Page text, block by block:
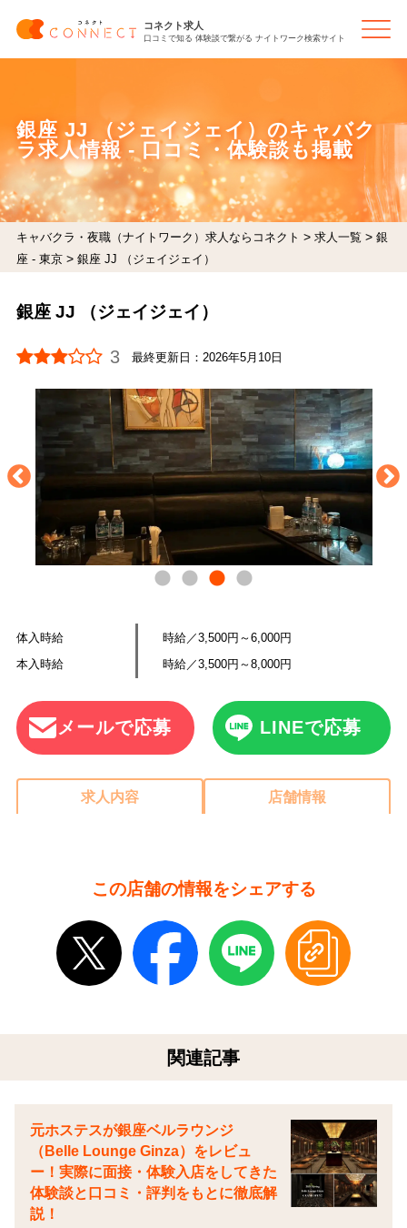
コネクト求人
口コミで知る 体験談で繋がる ナイトワーク検索サイト
銀座 JJ （ジェイジェイ）のキャバク
ラ求人情報 - 口コミ・体験談も掲載
キャバクラ・夜職（ナイトワーク）求人ならコネクト > 求人一覧 > 銀
座 - 東京> 銀座 JJ （ジェイジェイ）
銀座 JJ （ジェイジェイ）
3 最終更新日：2026年5月10日
体入時給
時給／3,500円～6,000円
本入時給
時給／3,500円～8,000円
メールで応募 LINEで応募
求人内容 店舗情報
この店舗の情報をシェアする
関連記事
元ホステスが銀座ベルラウンジ
（Belle Lounge Ginza）をレビュ
ー！実際に面接・体験入店をしてきた
体験談と口コミ・評判をもとに徹底解
説！